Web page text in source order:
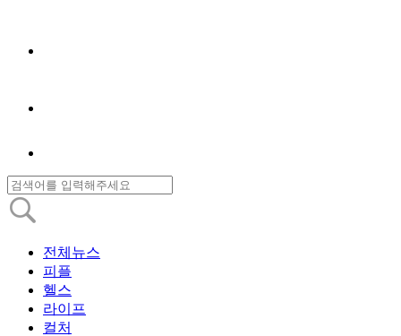
전체뉴스
피플
헬스
라이프
컬처